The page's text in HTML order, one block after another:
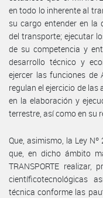
en todo lo inherente al
su cargo entender en la
del transporte; ejecutar
de su competencia y
desarrollo técnico y
ejercer las funciones de
regulan el ejercicio de
en la elaboración y
terrestre, así como en su
Que, asimismo, la Ley
que, en dicho ámbito
TRANSPORTE realizar,
científicotecnológicas
técnica conforme las